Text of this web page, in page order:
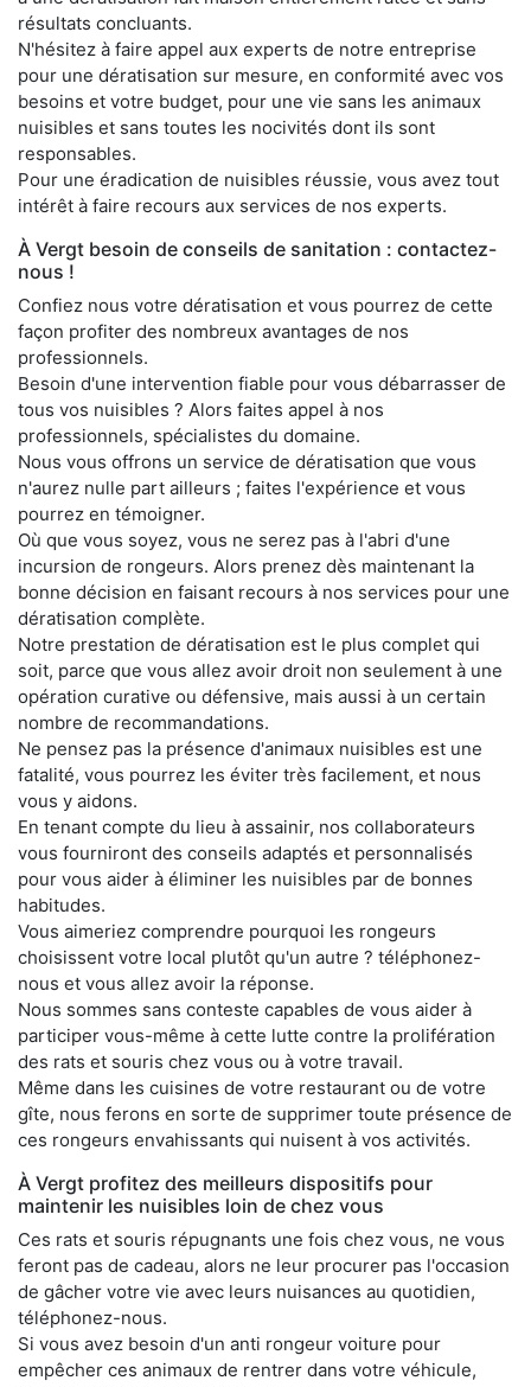
résultats concluants.
N'hésitez à faire appel aux experts de notre entreprise
pour une dératisation sur mesure, en conformité avec vos
besoins et votre budget, pour une vie sans les animaux
nuisibles et sans toutes les nocivités dont ils sont
responsables.
Pour une éradication de nuisibles réussie, vous avez tout
intérêt à faire recours aux services de nos experts.
À Vergt besoin de conseils de sanitation : contactez-
nous !
Confiez nous votre dératisation et vous pourrez de cette
façon profiter des nombreux avantages de nos
professionnels.
Besoin d'une intervention fiable pour vous débarrasser de
tous vos nuisibles ? Alors faites appel à nos
professionnels, spécialistes du domaine.
Nous vous offrons un service de dératisation que vous
n'aurez nulle part ailleurs ; faites l'expérience et vous
pourrez en témoigner.
Où que vous soyez, vous ne serez pas à l'abri d'une
incursion de rongeurs. Alors prenez dès maintenant la
bonne décision en faisant recours à nos services pour une
dératisation complète.
Notre prestation de dératisation est le plus complet qui
soit, parce que vous allez avoir droit non seulement à une
opération curative ou défensive, mais aussi à un certain
nombre de recommandations.
Ne pensez pas la présence d'animaux nuisibles est une
fatalité, vous pourrez les éviter très facilement, et nous
vous y aidons.
En tenant compte du lieu à assainir, nos collaborateurs
vous fourniront des conseils adaptés et personnalisés
pour vous aider à éliminer les nuisibles par de bonnes
habitudes.
Vous aimeriez comprendre pourquoi les rongeurs
choisissent votre local plutôt qu'un autre ? téléphonez-
nous et vous allez avoir la réponse.
Nous sommes sans conteste capables de vous aider à
participer vous-même à cette lutte contre la prolifération
des rats et souris chez vous ou à votre travail.
Même dans les cuisines de votre restaurant ou de votre
gîte, nous ferons en sorte de supprimer toute présence de
ces rongeurs envahissants qui nuisent à vos activités.
À Vergt profitez des meilleurs dispositifs pour
maintenir les nuisibles loin de chez vous
Ces rats et souris répugnants une fois chez vous, ne vous
feront pas de cadeau, alors ne leur procurer pas l'occasion
de gâcher votre vie avec leurs nuisances au quotidien,
téléphonez-nous.
Si vous avez besoin d'un anti rongeur voiture pour
empêcher ces animaux de rentrer dans votre véhicule,